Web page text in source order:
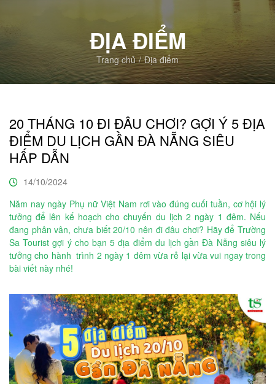
ĐỊA ĐIỂM
Trang chủ Địa điểm
20 THÁNG 10 ĐI ĐÂU CHƠI? GỢI Ý 5 ĐỊA
ĐIỂM DU LỊCH GẦN ĐÀ NẴNG SIÊU
HẤP DẪN
14/10/2024
Năm nay ngày Phụ nữ Việt Nam rơi vào đúng cuối tuần, cơ hội lý
tưởng để lên kế hoạch cho chuyến du lịch 2 ngày 1 đêm. Nếu
đang phân vân, chưa biết 20/10 nên đi đâu chơi? Hãy để Trường
Sa Tourist gợi ý cho bạn 5 địa điểm du lịch gần Đà Nẵng siêu lý
tưởng cho hành trình 2 ngày 1 đêm vừa rẻ lại vừa vui ngay trong
bài viết này nhé!